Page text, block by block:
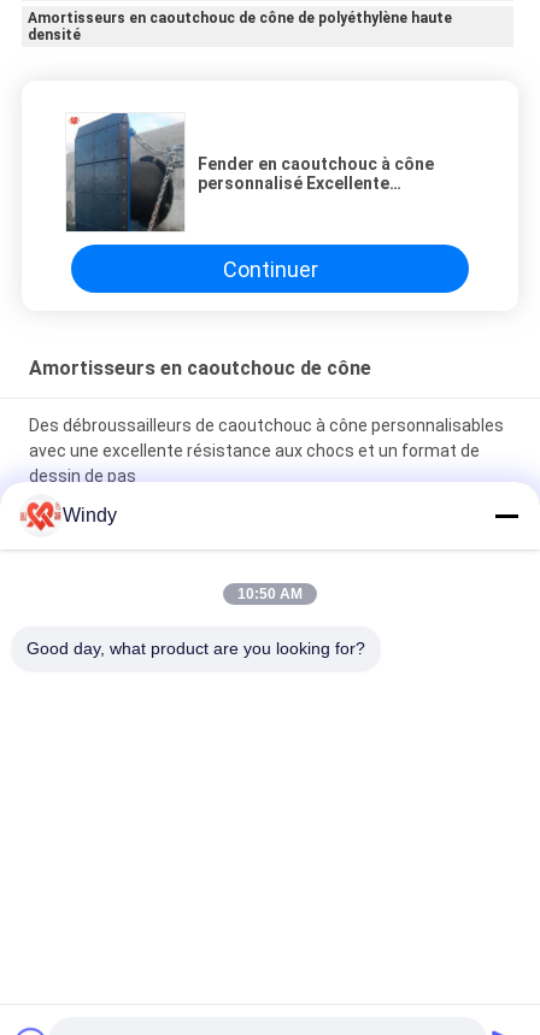
Amortisseurs en caoutchouc de cône de polyéthylène haute
densité
Fender en caoutchouc à cône
personnalisé Excellente
Continuer
Amortisseurs en caoutchouc de cône
Des débroussailleurs de caoutchouc à cône personnalisables
avec une excellente résistance aux chocs et un format de
dessin de pas
Format de dessin d'étape Fender en caoutchouc cône
Conception personnalisée Résistance aux intempéries pour le
cône pour amortissement industriel
Windy
10:50 AM
Good day, what product are you looking for?